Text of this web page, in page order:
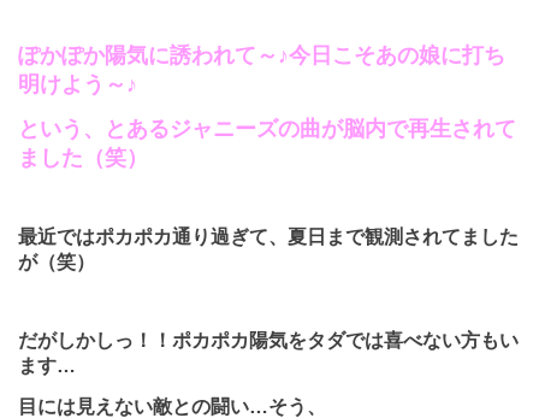
ぽかぽか陽気に誘われて～♪今日こそあの娘に打ち
明けよう～♪
という、とあるジャニーズの曲が脳内で再生されて
ました（笑）
最近ではポカポカ通り過ぎて、夏日まで観測されてました
が（笑）
だがしかしっ！！ポカポカ陽気をタダでは喜べない方もい
ます…
目には見えない敵との闘い…そう、